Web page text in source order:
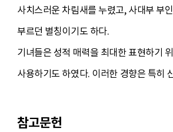
사치스러운 차림새를 누렸고, 사대부 부
부르던 별칭이기도 하다.
기녀들은 성적 매력을 최대한 표현하기
사용하기도 하였다. 이러한 경향은 특히
참고문헌